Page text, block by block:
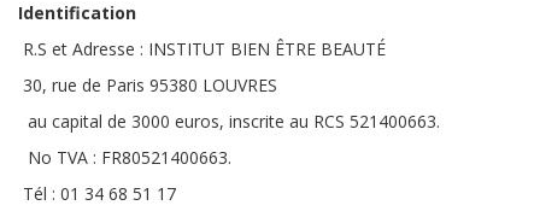
Identification
R.S et Adresse : INSTITUT BIEN ÊTRE BEAUTÉ
30, rue de Paris 95380 LOUVRES
au capital de 3000 euros, inscrite au RCS 521400663.
No TVA : FR80521400663.
Tél : 01 34 68 51 17